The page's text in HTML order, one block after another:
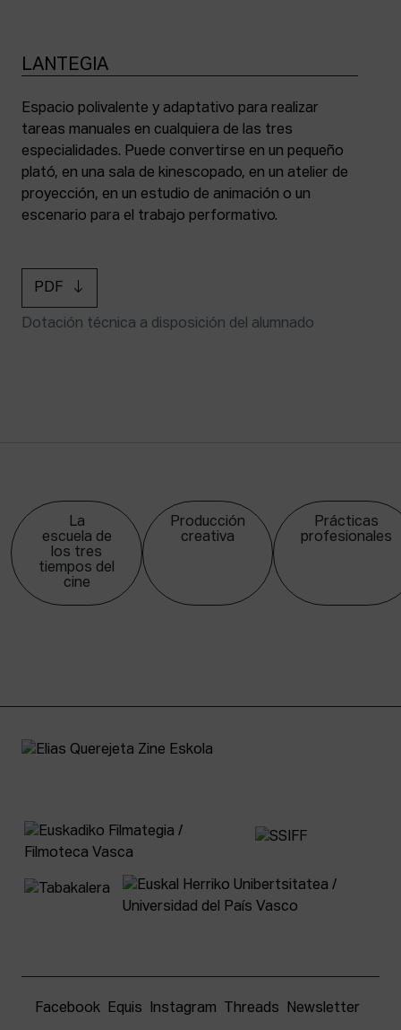
LANTEGIA
Espacio polivalente y adaptativo para realizar
tareas manuales en cualquiera de las tres
especialidades. Puede convertirse en un pequeño
plató, en una sala de kinescopado, en un atelier de
proyección, en un estudio de animación o un
escenario para el trabajo performativo.
PDF
Dotación técnica a disposición del alumnado
La
escuela de
los tres
tiempos del
cine
Producción
creativa
Prácticas
profesionales
Facebook Equis Instagram Threads Newsletter